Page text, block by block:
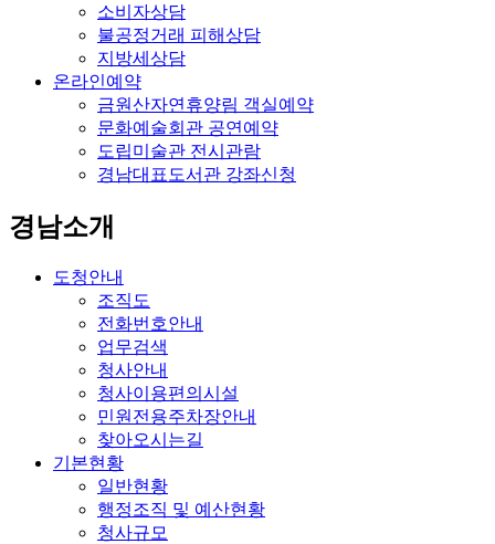
소비자상담
불공정거래 피해상담
지방세상담
온라인예약
금원산자연휴양림 객실예약
문화예술회관 공연예약
도립미술관 전시관람
경남대표도서관 강좌신청
경남소개
도청안내
조직도
전화번호안내
업무검색
청사안내
청사이용편의시설
민원전용주차장안내
찾아오시는길
기본현황
일반현황
행정조직 및 예산현황
청사규모